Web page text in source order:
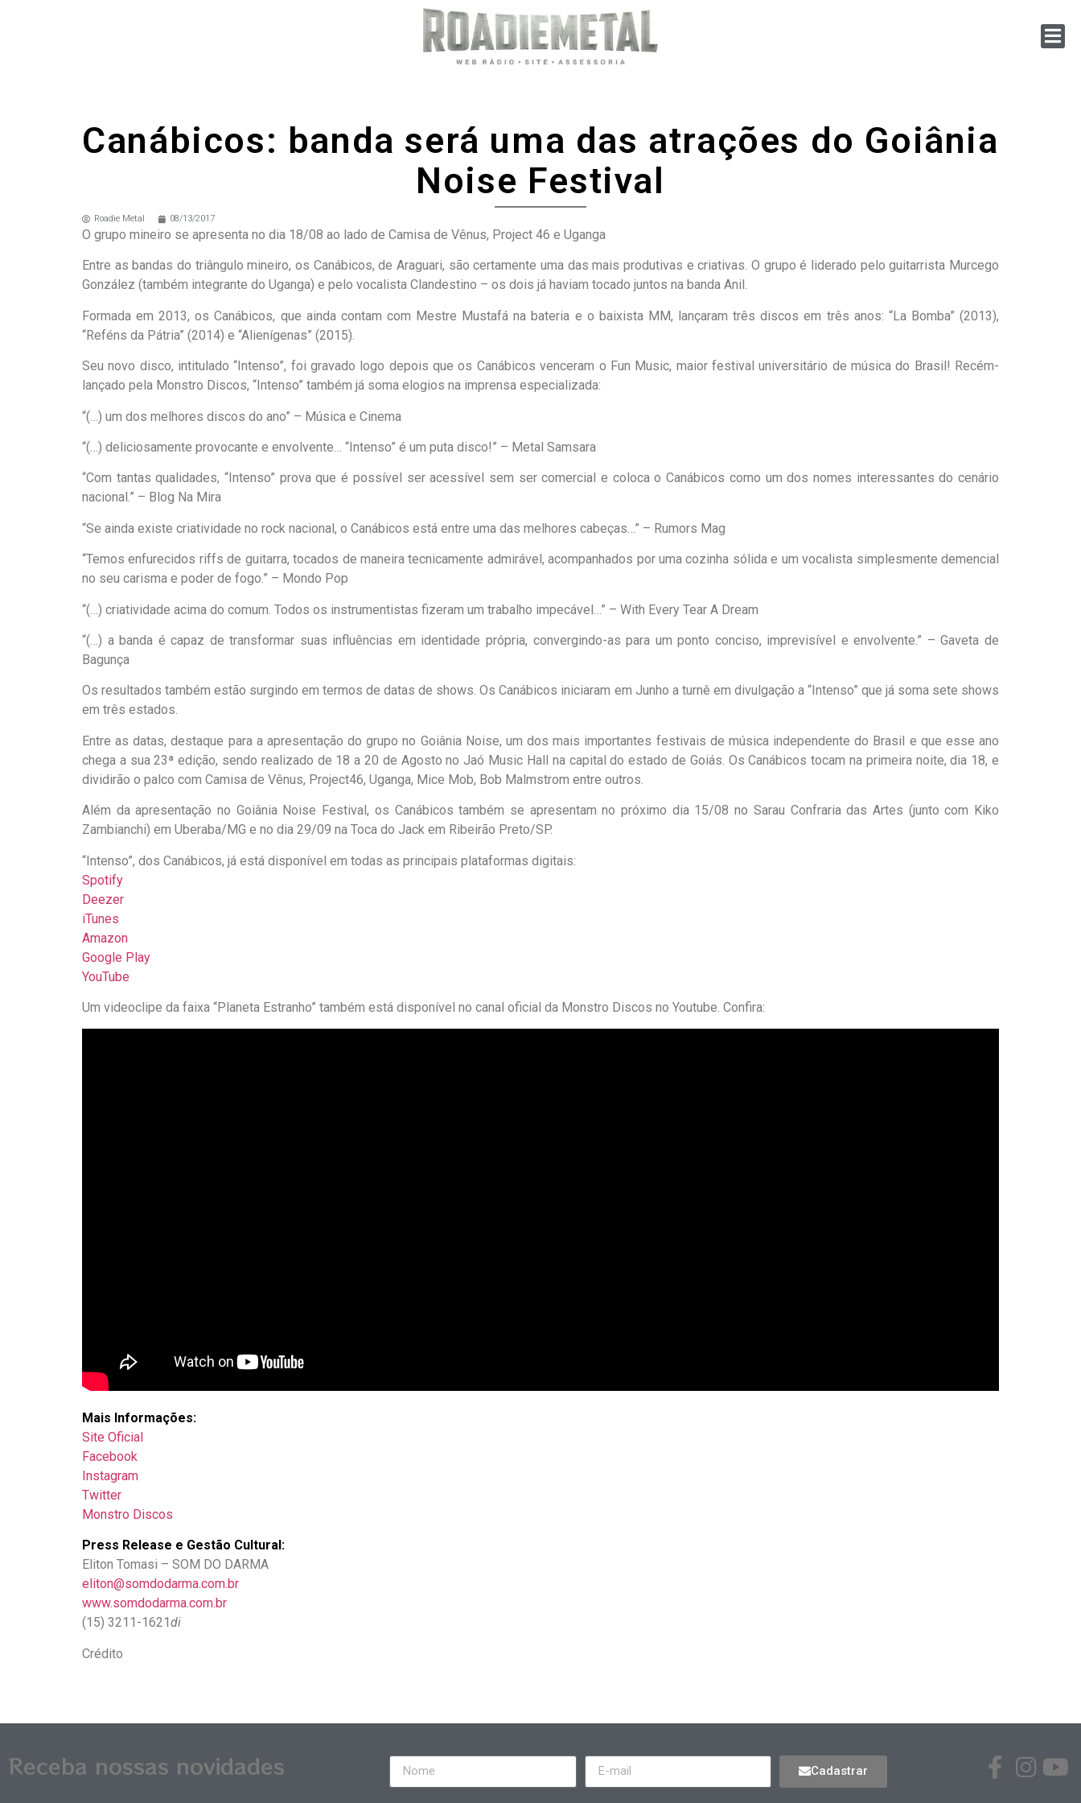
Canábicos: banda será uma das atrações do Goiânia
Noise Festival
Roadie Metal 08/13/2017
O grupo mineiro se apresenta no dia 18/08 ao lado de Camisa de Vênus, Project 46 e Uganga
Entre as bandas do triângulo mineiro, os Canábicos, de Araguari, são certamente uma das mais produtivas e criativas. O grupo é liderado pelo guitarrista Murcego
González (também integrante do Uganga) e pelo vocalista Clandestino – os dois já haviam tocado juntos na banda Anil.
Formada em 2013, os Canábicos, que ainda contam com Mestre Mustafá na bateria e o baixista MM, lançaram três discos em três anos: “La Bomba” (2013),
“Reféns da Pátria” (2014) e “Alienígenas” (2015).
Seu novo disco, intitulado “Intenso”, foi gravado logo depois que os Canábicos venceram o Fun Music, maior festival universitário de música do Brasil! Recém-
lançado pela Monstro Discos, “Intenso” também já soma elogios na imprensa especializada:
“(…) um dos melhores discos do ano” – Música e Cinema
“(…) deliciosamente provocante e envolvente… “Intenso” é um puta disco!” – Metal Samsara
“Com tantas qualidades, “Intenso” prova que é possível ser acessível sem ser comercial e coloca o Canábicos como um dos nomes interessantes do cenário
nacional.” – Blog Na Mira
“Se ainda existe criatividade no rock nacional, o Canábicos está entre uma das melhores cabeças…” – Rumors Mag
“Temos enfurecidos riffs de guitarra, tocados de maneira tecnicamente admirável, acompanhados por uma cozinha sólida e um vocalista simplesmente demencial
no seu carisma e poder de fogo.” – Mondo Pop
“(…) criatividade acima do comum. Todos os instrumentistas fizeram um trabalho impecável…” – With Every Tear A Dream
“(…) a banda é capaz de transformar suas influências em identidade própria, convergindo-as para um ponto conciso, imprevisível e envolvente.” – Gaveta de
Bagunça
Os resultados também estão surgindo em termos de datas de shows. Os Canábicos iniciaram em Junho a turnê em divulgação a “Intenso” que já soma sete shows
em três estados.
Entre as datas, destaque para a apresentação do grupo no Goiânia Noise, um dos mais importantes festivais de música independente do Brasil e que esse ano
chega a sua 23ª edição, sendo realizado de 18 a 20 de Agosto no Jaó Music Hall na capital do estado de Goiás. Os Canábicos tocam na primeira noite, dia 18, e
dividirão o palco com Camisa de Vênus, Project46, Uganga, Mice Mob, Bob Malmstrom entre outros.
Além da apresentação no Goiânia Noise Festival, os Canábicos também se apresentam no próximo dia 15/08 no Sarau Confraria das Artes (junto com Kiko
Zambianchi) em Uberaba/MG e no dia 29/09 na Toca do Jack em Ribeirão Preto/SP.
“Intenso”, dos Canábicos, já está disponível em todas as principais plataformas digitais:
Spotify
Deezer
iTunes
Amazon
Google Play
YouTube
Um videoclipe da faixa “Planeta Estranho” também está disponível no canal oficial da Monstro Discos no Youtube. Confira:
Mais Informações:
Site Oficial
Facebook
Instagram
Twitter
Monstro Discos
Press Release e Gestão Cultural:
Eliton Tomasi – SOM DO DARMA
eliton@somdodarma.com.br
www.somdodarma.com.br
(15) 3211-1621di
Crédito
Receba nossas novidades Cadastrar